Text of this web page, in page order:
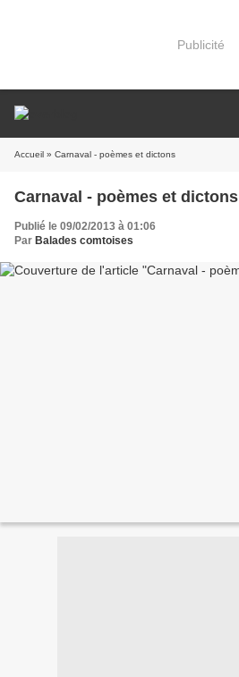
Publicité
Accueil » Carnaval - poèmes et dictons
Carnaval - poèmes et dictons
Publié le 09/02/2013 à 01:06
Par Balades comtoises